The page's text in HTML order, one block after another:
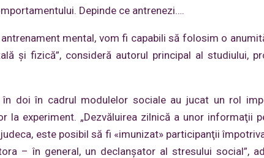
Depinde ce antrenezi….
mental, vom fi capabili să folosim o
şi fizică”, consideră autorul principal al studiului,
doi în cadrul modulelor sociale au jucat un rol
experiment. „Dezvăluirea zilnică a unor informaţii
este posibil să fi «imunizat» participanţii
– în general, un declanşator al stresului social”,